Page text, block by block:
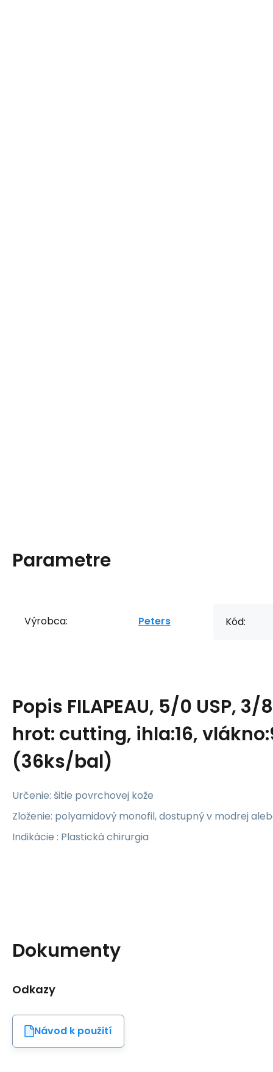
Parametre
Výrobca: Peters Kód:
Popis FILAPEAU, 5/0 USP,
hrot: cutting, ihla:16,
(36ks/bal)
Určenie: šitie povrchovej kože
Zloženie: polyamidový monofil, dostupný v modrej
Indikácie : Plastická chirurgia
Dokumenty
Odkazy
Návod k použití